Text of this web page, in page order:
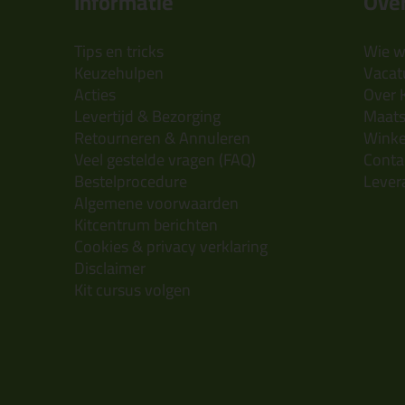
Tips en tricks
Keuzehulpen
Acties
Levertijd & Bezorging
Retourneren & Annuleren
Veel gestelde vragen (FAQ)
Bestelprocedure
Algemene voorwaarden
Kitcentrum berichten
Cookies & privacy verklaring
Disclaimer
Kit cursus volgen
Wie
Over